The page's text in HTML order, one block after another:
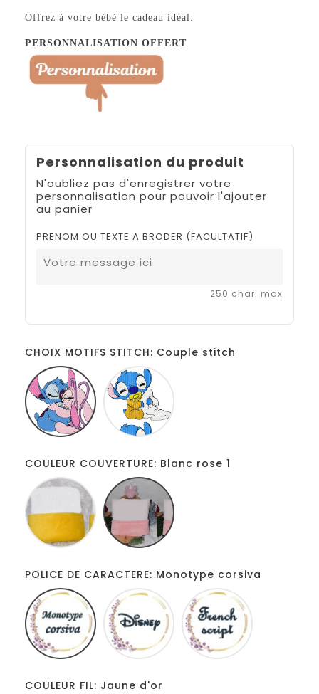
Offrez à votre bébé le cadeau idéal.
PERSONNALISATION OFFERT
Personnalisation du produit
N'oubliez pas d'enregistrer votre
personnalisation pour pouvoir l'ajouter
au panier
PRENOM OU TEXTE A BRODER (FACULTATIF)
250 char. max
CHOIX MOTIFS STITCH: Couple stitch
Couple
stitch
COULEUR COUVERTURE: Blanc rose 1
Blanc
jaune
1
POLICE DE CARACTERE: Monotype corsiva
Monotype
corsiva
Disney
COULEUR FIL: Jaune d'or